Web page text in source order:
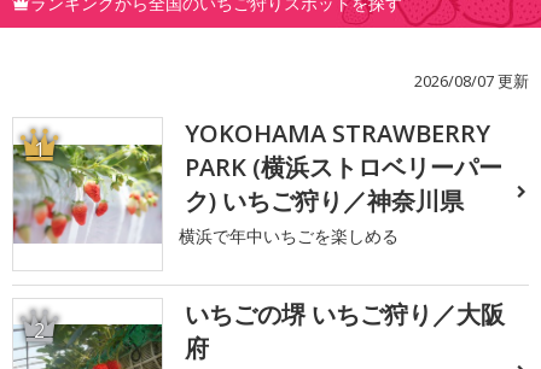
2026/08/07 更新
1
YOKOHAMA STRAWBERRY
PARK (横浜ストロベリーパー
ク) いちご狩り／神奈川県
横浜で年中いちごを楽しめる
2
いちごの堺 いちご狩り／大阪
府